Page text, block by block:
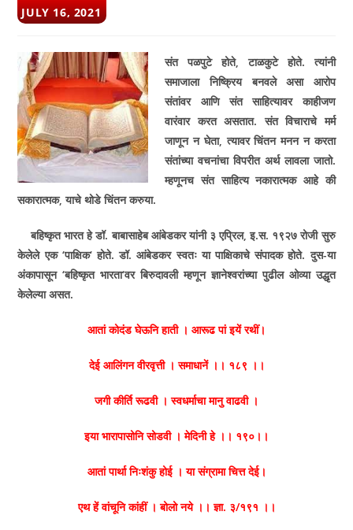
POST
PUBLISHED:
JULY 16, 2021
संत पळपुटे होते,टाळकुटे होते. त्यांनी
समाजाला निष्क्रिय बनवले असा आरोप
संतांवर आणि संत साहित्यावर काहीजण
वारंवार करत असतात. संत विचाराचे मर्म
जाणून न घेता,त्यावर चिंतन मनन न करता
संतांच्या वचनांचा विपरीत अर्थ लावला जातो.
म्हणूनच संत साहित्य नकारात्मक आहे की
सकारात्मक,याचे थोडे चिंतन करुया.
बहिष्कृत भारत हे डॉ. बाबासाहेब आंबेडकर यांनी ३ एप्रिल,इ.स. १९२७ रोजी सुरु
केलेले एक ‘पाक्षिक‘होते. डॉ. आंबेडकर स्वतः या पाक्षिकाचे संपादक होते. दुस-या
अंकापासून‘बहिष्कृत भारता‘वर बिरुदावली म्हणून ज्ञानेश्वरांच्या पुढील ओव्या उद्धृत
केलेल्या असत.
आतां कोदंड घेऊनि हाती । आरूढ पां इयें रथीं।
देई आलिंगन वीरवृत्ती । समाधानें ।। १८९ ।।
जगी कीर्ति रूढवी । स्वधर्माचा मानु वाढवी ।
इया भारापासोनि सोडवी । मेदिनी हे ।। १९०।।
आतां पार्था निःशंकु होई । या संग्रामा चित्त देई।
एथ हें वांचूनि कांहीं । बोलो नये ।। ज्ञा. ३/१९१ ।।